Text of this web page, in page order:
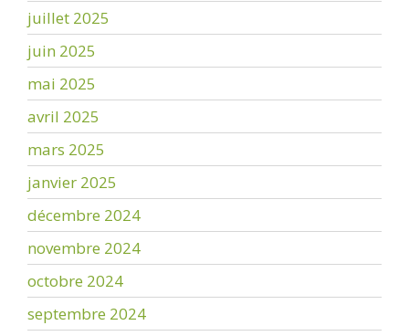
juillet 2025
juin 2025
mai 2025
avril 2025
mars 2025
janvier 2025
décembre 2024
novembre 2024
octobre 2024
septembre 2024